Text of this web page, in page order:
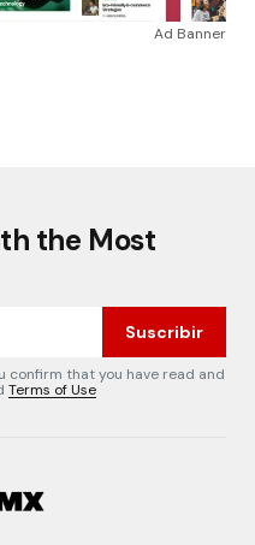
Ad Banner
the Most
Suscribir
confirm that you have read and
Terms of Use